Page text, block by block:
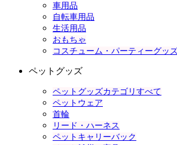
車用品
自転車用品
生活用品
おもちゃ
コスチューム・パーティーグッ
ペットグッズ
ペットグッズカテゴリすべて
ペットウェア
首輪
リード・ハーネス
ペットキャリーバック